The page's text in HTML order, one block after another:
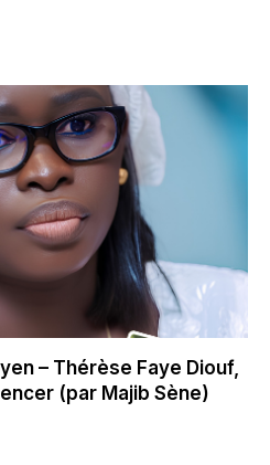
– Thérèse Faye Diouf,
(par Majib Sène)